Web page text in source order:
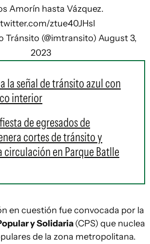
Amorín hasta Vázquez.
ztue40JHsI
Tránsito (@imtransito) August 3,
2023
la señal de tránsito azul con
interior
de egresados de
cortes de tránsito y
circulación en Parque Batlle
en cuestión fue convocada por la
y Solidaria(CPS) que nuclea
de la zona metropolitana.